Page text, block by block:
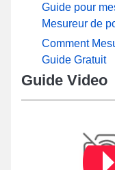
Guide pour
Mesureur de
Comment
Guide Gratuit
Guide Video